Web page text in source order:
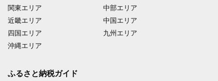
関東エリア
近畿エリア
四国エリア
沖縄エリア
中部エリア
中国エリア
九州エリア
ふるさと納税ガイド